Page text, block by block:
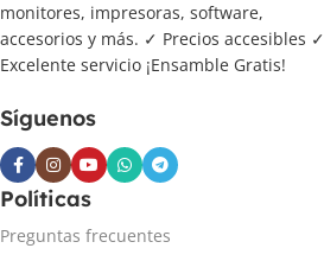
monitores, impresoras, software,
accesorios y más. ✓ Precios accesibles ✓
Excelente servicio ¡Ensamble Gratis!
Síguenos
Políticas
Preguntas frecuentes